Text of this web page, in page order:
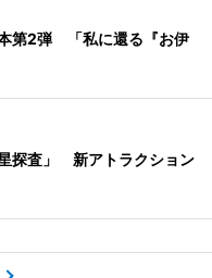
第2弾 「私に還る『お伊
探査」 新アトラクション